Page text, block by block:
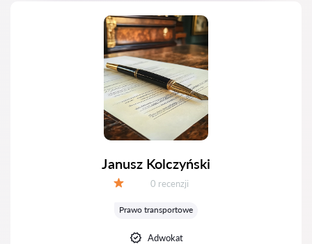
Janusz Kolczyński
Recenzji:
0 recenzji
Prawo transportowe
Adwokat